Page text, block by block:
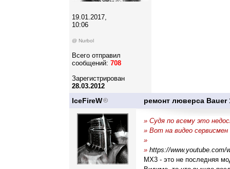
19.01.2017,
10:06
@ Nurbol
Всего отправил
сообщений: 708
Зарегистрирован
28.03.2012
IceFireW ремонт люверса Bauer
» Судя по всему это
» Вот на видео
»
» https://www.youtube.com/
MX3 - это не последняя